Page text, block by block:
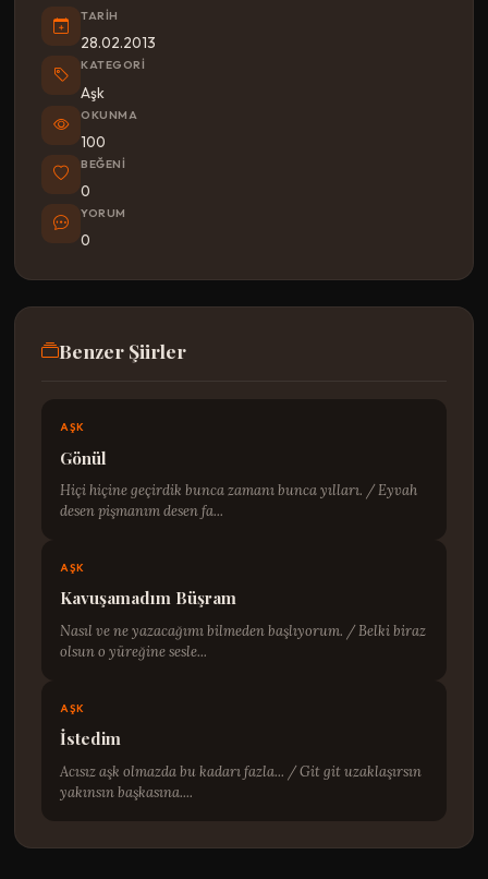
TARIH
28.02.2013
KATEGORI
Aşk
OKUNMA
100
BEĞENI
0
YORUM
0
Benzer Şiirler
AŞK
Gönül
Hiçi hiçine geçirdik bunca zamanı bunca yılları. / Eyvah
desen pişmanım desen fa...
AŞK
Kavuşamadım Büşram
Nasıl ve ne yazacağımı bilmeden başlıyorum. / Belki biraz
olsun o yüreğine sesle...
AŞK
İstedim
Acısız aşk olmazda bu kadarı fazla... / Git git uzaklaşırsın
yakınsın başkasına....